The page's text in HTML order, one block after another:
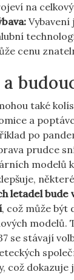
na
Vybavení
cenu
také⁤
a
po
prudce
modelů
letadel bude
, což může být
modelů.
se stávají
což dokazuje